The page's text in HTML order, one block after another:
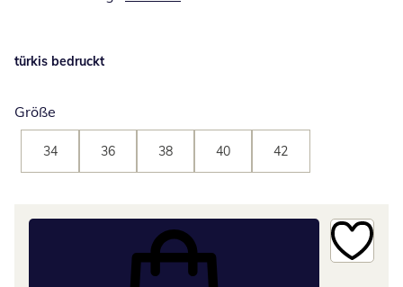
türkis bedruckt
Größe
34 36 38 40 42